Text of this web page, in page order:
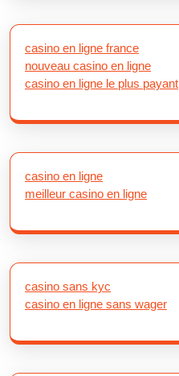
casino en ligne france
nouveau casino en ligne
casino en ligne le plus payant
casino en ligne
meilleur casino en ligne
casino sans kyc
casino en ligne sans wager